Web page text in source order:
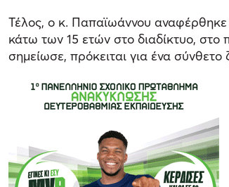
Τέλος, ο κ. Παπαϊωάννου αναφέρθηκε
κάτω των 15 ετών στο διαδίκτυο,
σημείωσε, πρόκειται για ένα σύνθετο